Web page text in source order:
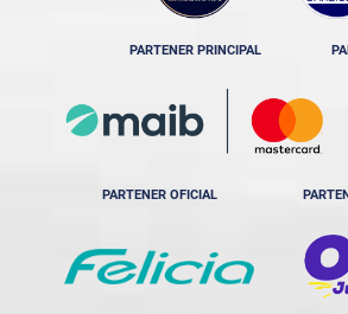
PARTENER PRINCIPAL
PARTENER OFICIAL